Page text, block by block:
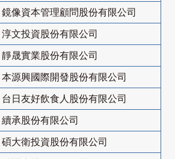
鏡像資本管理顧問股份有限公司
淳文投資股份有限公司
靜晟實業股份有限公司
本源興國際開發股份有限公司
台日友好飲食人股份有限公司
續承股份有限公司
碩大衛投資股份有限公司